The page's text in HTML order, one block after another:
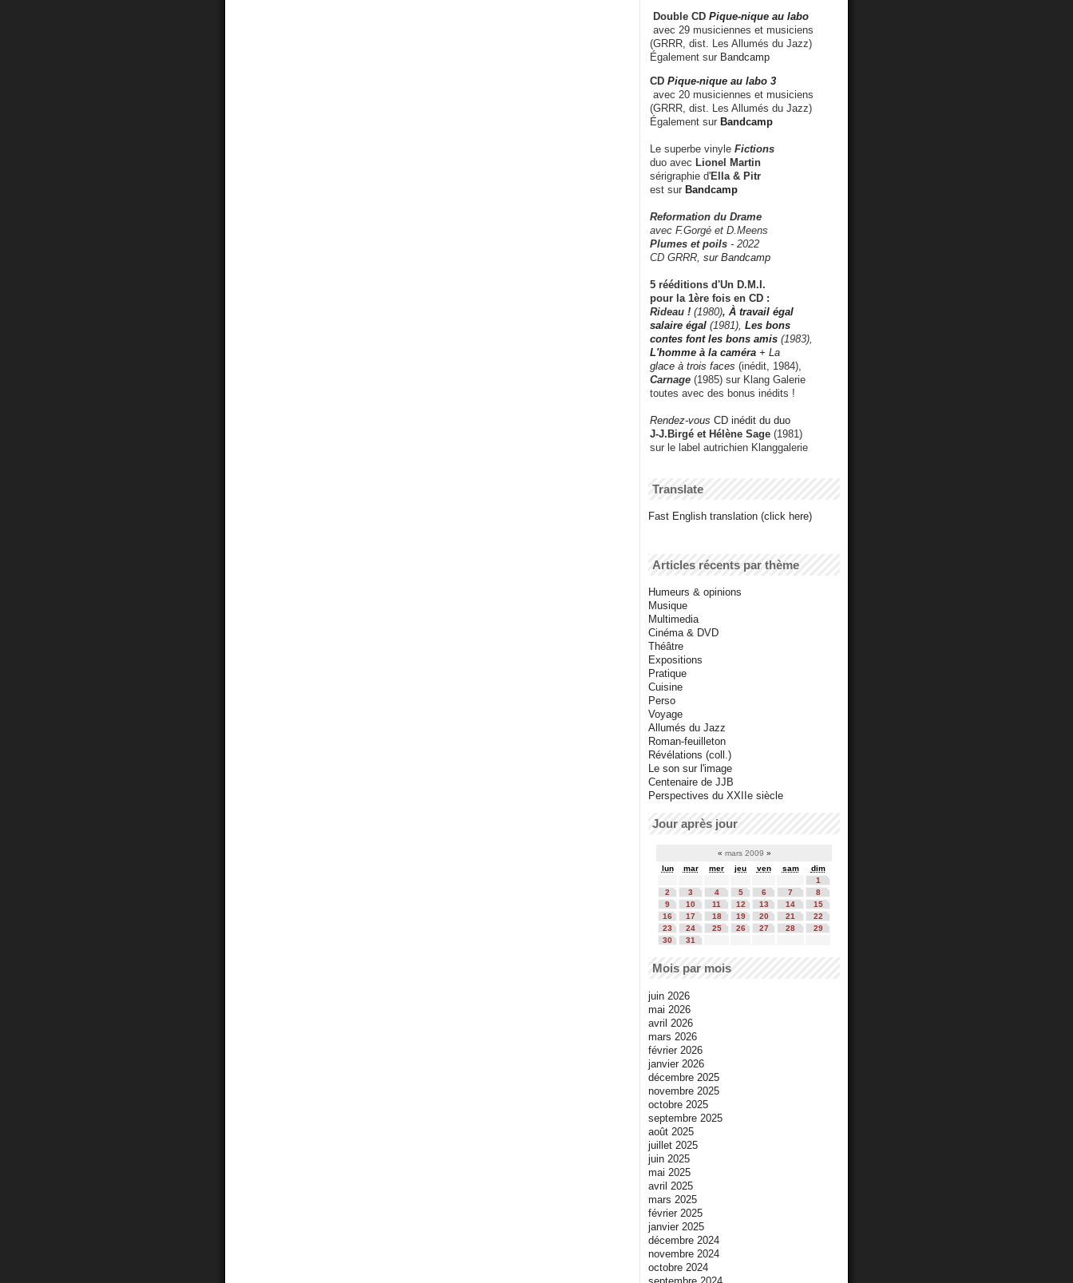
Double CD Pique-nique au labo
avec 29 musiciennes et musiciens
(GRRR, dist. Les Allumés du Jazz)
Également sur Bandcamp
CD Pique-nique au labo 3
avec 20 musiciennes et musiciens
(GRRR, dist. Les Allumés du Jazz)
Également sur Bandcamp
Le superbe vinyle Fictions
duo avec Lionel Martin
sérigraphie d'Ella & Pitr
est sur Bandcamp
Reformation du Drame
avec F.Gorgé et D.Meens
Plumes et poils - 2022
CD GRRR, sur Bandcamp
5 rééditions d'Un D.M.I.
pour la 1ère fois en CD :
Rideau ! (1980), À travail égal
salaire égal (1981), Les bons
contes font les bons amis (1983),
L'homme à la caméra + La
glace à trois faces (inédit, 1984),
Carnage (1985) sur Klang Galerie
toutes avec des bonus inédits !
Rendez-vous CD inédit du duo
J-J.Birgé et Hélène Sage (1981)
sur le label autrichien Klanggalerie
Translate
Fast English translation (click here)
Articles récents par thème
Humeurs & opinions
Musique
Multimedia
Cinéma & DVD
Théâtre
Expositions
Pratique
Cuisine
Perso
Voyage
Allumés du Jazz
Roman-feuilleton
Révélations (coll.)
Le son sur l'image
Centenaire de JJB
Perspectives du XXIIe siècle
Jour après jour
« mars 2009 »
lun
mar mer jeu ven sam
dim
1
2
3 4 5 6 7
8
9
10 11 12 13 14
15
16
17 18 19 20 21
22
23
24 25 26 27 28
29
30
31
Mois par mois
juin 2026
mai 2026
avril 2026
mars 2026
février 2026
janvier 2026
décembre 2025
novembre 2025
octobre 2025
septembre 2025
août 2025
juillet 2025
juin 2025
mai 2025
avril 2025
mars 2025
février 2025
janvier 2025
décembre 2024
novembre 2024
octobre 2024